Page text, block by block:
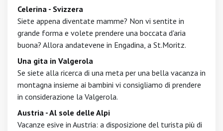
Celerina - Svizzera
Siete appena diventate mamme? Non vi sentite in
grande forma e volete prendere una boccata d'aria
buona? Allora andatevene in Engadina, a St.Moritz.
Una gita in Valgerola
Se siete alla ricerca di una meta per una bella vacanza in
montagna insieme ai bambini vi consigliamo di prendere
in considerazione la Valgerola.
Austria - Al sole delle Alpi
Vacanze esive in Austria: a disposizione del turista più di